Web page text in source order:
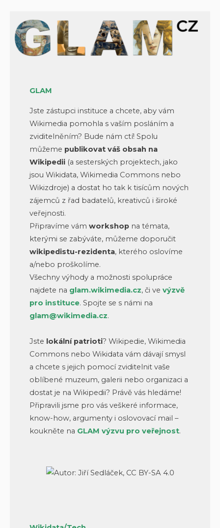
GLAM
Jste zástupci instituce a chcete, aby vám
Wikimedia pomohla s vaším posláním a
zviditelněním? Bude nám ctí! Spolu
můžeme publikovat váš obsah na
Wikipedii (a sesterských projektech, jako
jsou Wikidata, Wikimedia Commons nebo
Wikizdroje) a dostat ho tak k tisícům nových
zájemců z řad badatelů, kreativců i široké
veřejnosti.
Připravíme vám workshop na témata,
kterými se zabýváte, můžeme doporučit
wikipedistu-rezidenta, kterého oslovíme
a/nebo proškolíme.
Všechny výhody a možnosti spolupráce
najdete na glam.wikimedia.cz, či ve výzvě
pro instituce. Spojte se s námi na
glam@wikimedia.cz.
Jste lokální patrioti? Wikipedie, Wikimedia
Commons nebo Wikidata vám dávají smysl
a chcete s jejich pomocí zviditelnit vaše
oblíbené muzeum, galerii nebo organizaci a
dostat je na Wikipedii? Právě vás hledáme!
Připravili jsme pro vás veškeré informace,
know-how, argumenty i oslovovací mail –
koukněte na GLAM výzvu pro veřejnost.